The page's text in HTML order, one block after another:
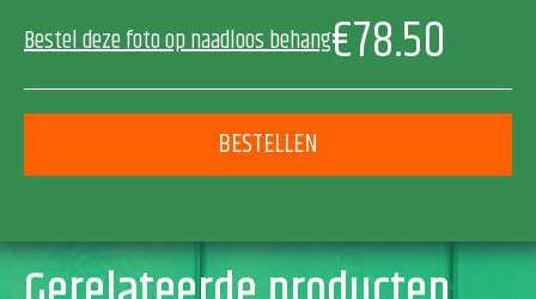
Bestel deze foto op naadloos behang€78.50
BESTELLEN